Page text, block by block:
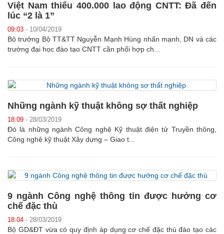
Việt Nam thiếu 400.000 lao động CNTT: Đã đến
lúc “2 là 1”
09:03 - 10/04/2019
Bộ trưởng Bộ TT&TT Nguyễn Mạnh Hùng nhấn mạnh, DN và các
trường đại học đào tạo CNTT cần phối hợp ch...
Những ngành kỹ thuật không sợ thất nghiệp
18:09 - 28/03/2019
Đó là những ngành Công nghệ Kỹ thuật điện tử Truyền thông,
Công nghệ kỹ thuật Xây dựng – Giao t...
9 ngành Công nghệ thông tin được hưởng cơ
chế đặc thù
18:04 - 28/03/2019
Bộ GD&ĐT vừa có quy định áp dụng cơ chế đặc thù đào tạo các